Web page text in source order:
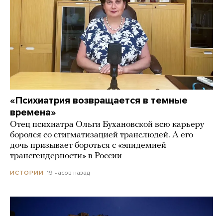
«Психиатрия возвращается в темные
времена»
Отец психиатра Ольги Бухановской всю карьеру
боролся со стигматизацией транслюдей. А его
дочь призывает бороться с «эпидемией
трансгендерности» в России
ИСТОРИИ 19 часов назад